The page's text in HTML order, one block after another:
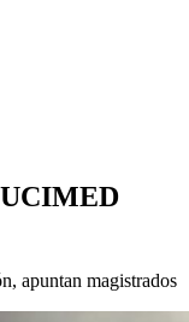
UCIMED
apuntan magistrados